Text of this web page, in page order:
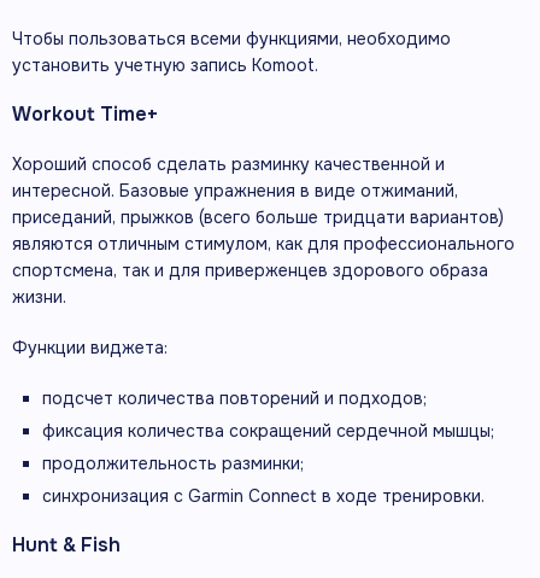
Чтобы пользоваться всеми функциями, необходимо
установить учетную запись Komoot.
Workout Time+
Хороший способ сделать разминку качественной и
интересной. Базовые упражнения в виде отжиманий,
приседаний, прыжков (всего больше тридцати вариантов)
являются отличным стимулом, как для профессионального
спортсмена, так и для приверженцев здорового образа
жизни.
Функции виджета:
подсчет количества повторений и подходов;
фиксация количества сокращений сердечной мышцы;
продолжительность разминки;
синхронизация с Garmin Connect в ходе тренировки.
Hunt & Fish